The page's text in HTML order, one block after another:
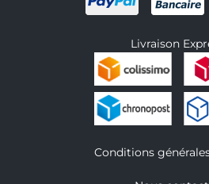
Livraison
Conditions